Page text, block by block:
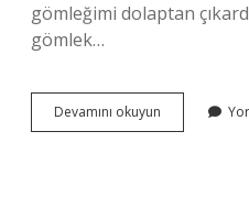
gömleğimi dolaptan
gömlek…
Devamını okuyun Giysilerden
kükürt